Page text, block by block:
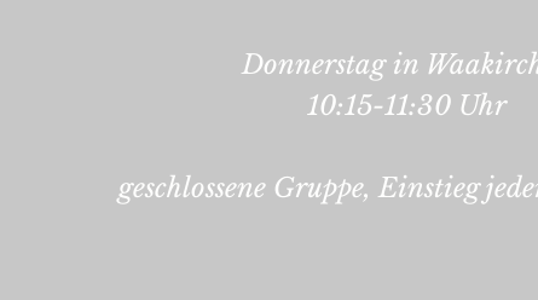
Donnerstag in
10:15-11:30 Uhr
geschlossene Gruppe, Einstieg